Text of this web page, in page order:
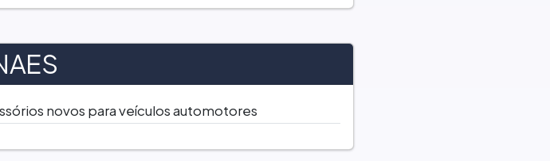
novos para veículos automotores